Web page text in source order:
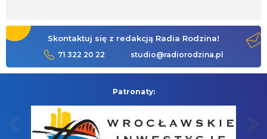
Skontaktuj się z redakcją Radia Rodzina!
71 322 20 22 studio@radiorodzina.pl
Patronaty: